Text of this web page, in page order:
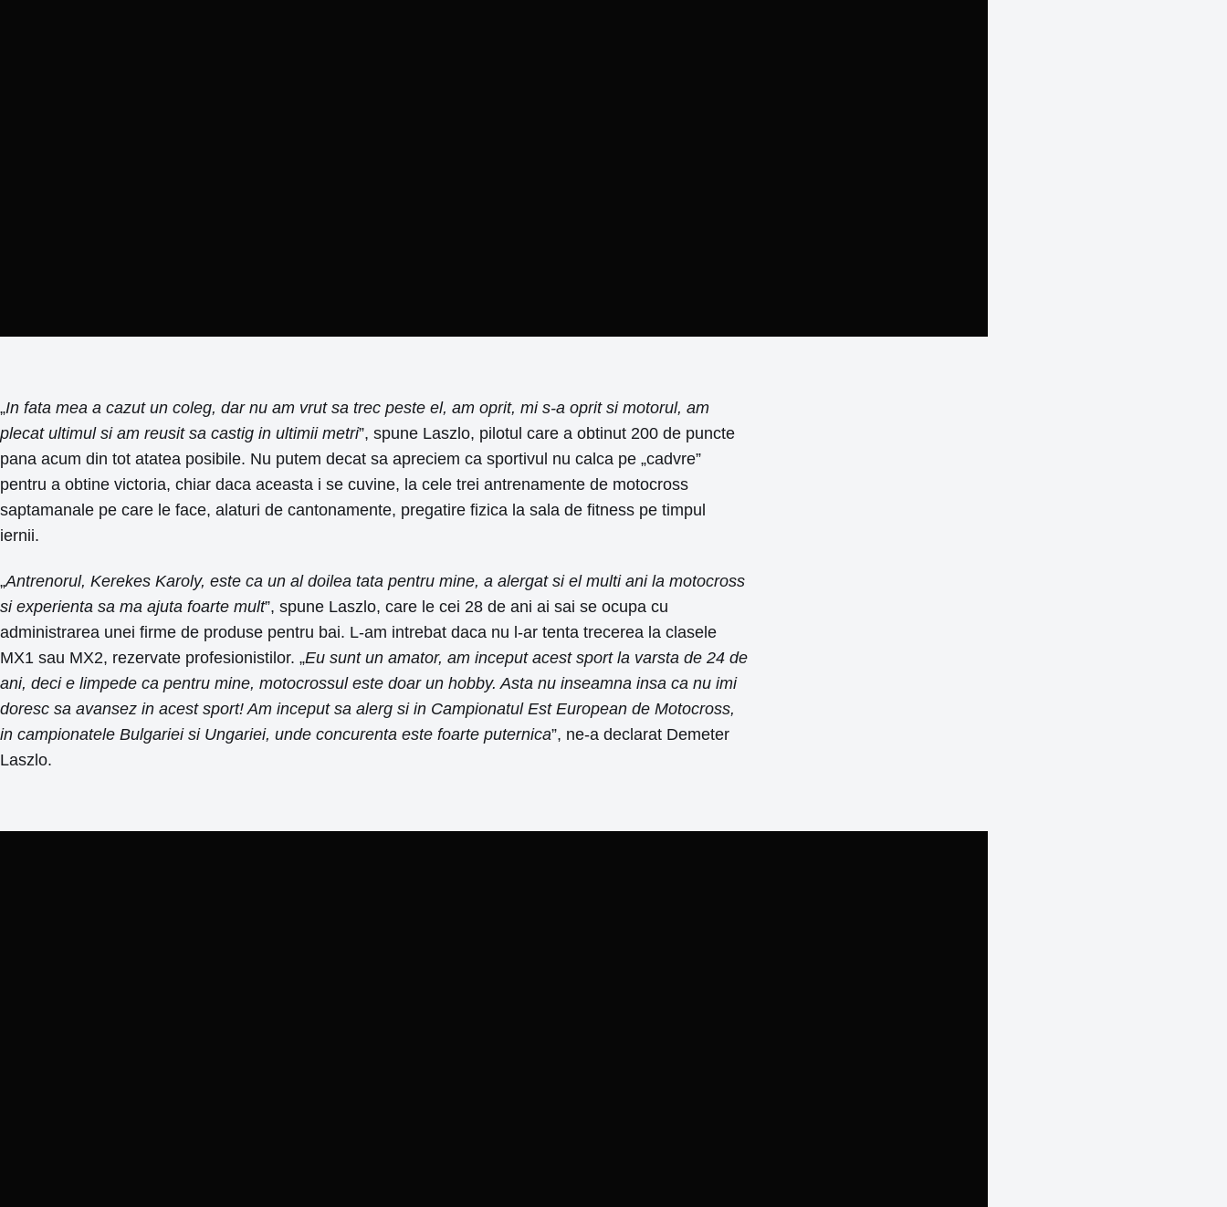
„In fata mea a cazut un coleg, dar nu am vrut sa trec peste el, am oprit, mi s-a oprit si motorul, am
plecat ultimul si am reusit sa castig in ultimii metri”, spune Laszlo, pilotul care a obtinut 200 de puncte
pana acum din tot atatea posibile. Nu putem decat sa apreciem ca sportivul nu calca pe „cadvre”
pentru a obtine victoria, chiar daca aceasta i se cuvine, la cele trei antrenamente de motocross
saptamanale pe care le face, alaturi de cantonamente, pregatire fizica la sala de fitness pe timpul
iernii.
„Antrenorul, Kerekes Karoly, este ca un al doilea tata pentru mine, a alergat si el multi ani la motocross
si experienta sa ma ajuta foarte mult”, spune Laszlo, care le cei 28 de ani ai sai se ocupa cu
administrarea unei firme de produse pentru bai. L-am intrebat daca nu l-ar tenta trecerea la clasele
MX1 sau MX2, rezervate profesionistilor. „Eu sunt un amator, am inceput acest sport la varsta de 24 de
ani, deci e limpede ca pentru mine, motocrossul este doar un hobby. Asta nu inseamna insa ca nu imi
doresc sa avansez in acest sport! Am inceput sa alerg si in Campionatul Est European de Motocross,
in campionatele Bulgariei si Ungariei, unde concurenta este foarte puternica”, ne-a declarat Demeter
Laszlo.